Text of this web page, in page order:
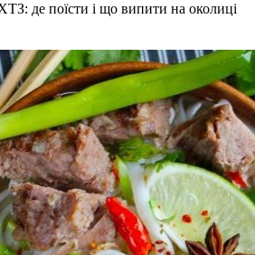
де поїсти і що випити на околиці